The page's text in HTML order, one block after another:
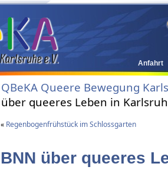
Anfahrt
QBeKA Queere Bewegung
über queeres Leben in
« Regenbogenfrühstück im Schlossgarten
BNN über queeres